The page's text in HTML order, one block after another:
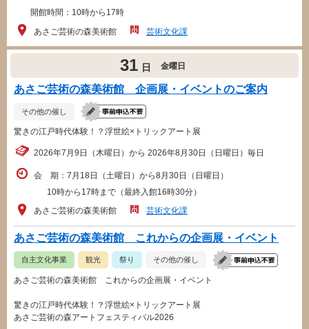
開館時間：10時から17時
あさご芸術の森美術館
芸術文化課
31 日 金曜日
あさご芸術の森美術館 企画展・イベントのご案内
その他の催し
驚きの江戸時代体験！？浮世絵×トリックアート展
2026年7月9日（木曜日）から 2026年8月30日（日曜日）毎日
会 期：7月18日（土曜日）から8月30日（日曜日）
10時から17時まで（最終入館16時30分）
あさご芸術の森美術館
芸術文化課
あさご芸術の森美術館 これからの企画展・イベント
自主文化事業 観光 祭り その他の催し
あさご芸術の森美術館 これからの企画展・イベント
驚きの江戸時代体験！？浮世絵×トリックアート展
あさご芸術の森アートフェスティバル2026